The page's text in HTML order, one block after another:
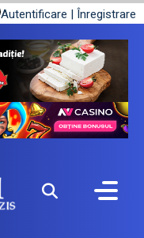
Autentificare | Înregistrare